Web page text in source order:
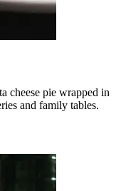
cheese pie wrapped in
and family tables.